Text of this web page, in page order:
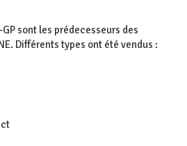
sont les prédecesseurs des
Différents types ont été vendus :